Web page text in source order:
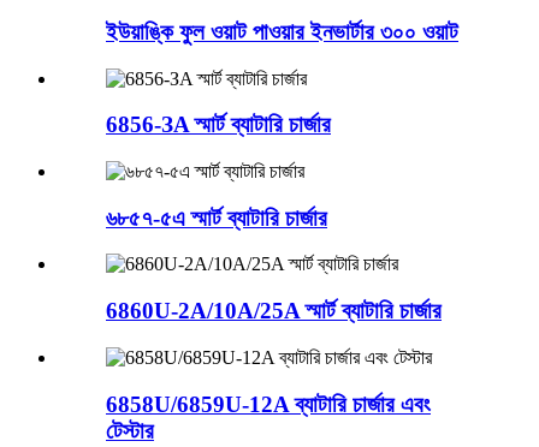
ইউয়াঙ্কি ফুল ওয়াট পাওয়ার ইনভার্টার ৩০০ ওয়াট
6856-ЗA স্মার্ট ব্যাটারি চার্জার
৬৮৫৭-৫এ স্মার্ট ব্যাটারি চার্জার
6860U-2A/10A/25A স্মার্ট ব্যাটারি চার্জার
6858U/6859U-12A ব্যাটারি চার্জার এবং
টেস্টার